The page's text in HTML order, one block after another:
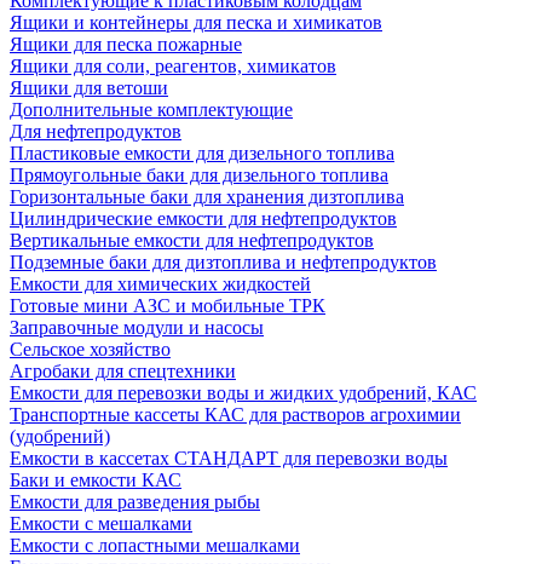
Ящики и контейнеры для песка и химикатов
Ящики для песка пожарные
Ящики для соли, реагентов, химикатов
Ящики для ветоши
Дополнительные комплектующие
Для нефтепродуктов
Пластиковые емкости для дизельного топлива
Прямоугольные баки для дизельного топлива
Горизонтальные баки для хранения дизтоплива
Цилиндрические емкости для нефтепродуктов
Вертикальные емкости для нефтепродуктов
Подземные баки для дизтоплива и нефтепродуктов
Емкости для химических жидкостей
Готовые мини АЗС и мобильные ТРК
Заправочные модули и насосы
Сельское хозяйство
Агробаки для спецтехники
Емкости для перевозки воды и жидких удобрений, КАС
Транспортные кассеты КАС для растворов агрохимии
(удобрений)
Емкости в кассетах СТАНДАРТ для перевозки воды
Баки и емкости КАС
Емкости для разведения рыбы
Емкости с мешалками
Емкости с лопастными мешалками